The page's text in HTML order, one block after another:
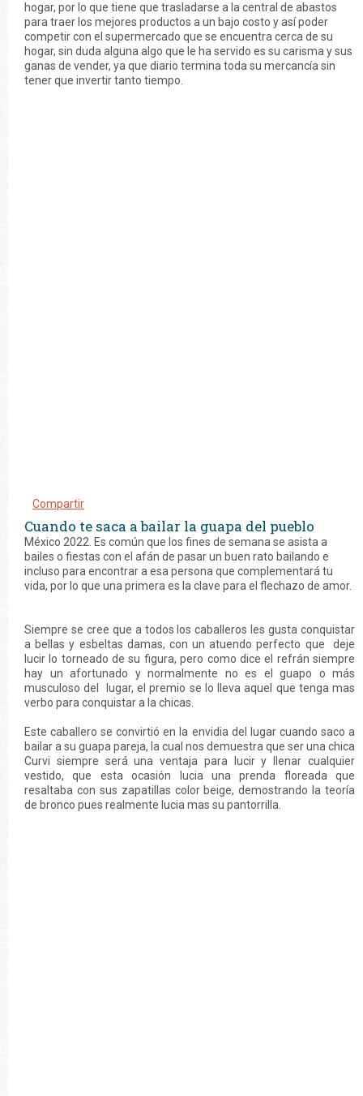
hogar, por lo que tiene que trasladarse a la central de abastos
para traer los mejores productos a un bajo costo y así poder
competir con el supermercado que se encuentra cerca de su
hogar, sin duda alguna algo que le ha servido es su carisma y sus
ganas de vender, ya que diario termina toda su mercancía sin
tener que invertir tanto tiempo.
Compartir
Cuando te saca a bailar la guapa del pueblo
México 2022. Es común que los fines de semana se asista a
bailes o fiestas con el afán de pasar un buen rato bailando e
incluso para encontrar a esa persona que complementará tu
vida, por lo que una primera es la clave para el flechazo de amor.
Siempre se cree que a todos los caballeros les gusta conquistar
a bellas y esbeltas damas, con un atuendo perfecto que deje
lucir lo torneado de su figura, pero como dice el refrán siempre
hay un afortunado y normalmente no es el guapo o más
musculoso del lugar, el premio se lo lleva aquel que tenga mas
verbo para conquistar a la chicas.
Este caballero se convirtió en la envidia del lugar cuando saco a
bailar a su guapa pareja, la cual nos demuestra que ser una chica
Curvi siempre será una ventaja para lucir y llenar cualquier
vestido, que esta ocasión lucia una prenda floreada que
resaltaba con sus zapatillas color beige, demostrando la teoría
de bronco pues realmente lucia mas su pantorrilla.